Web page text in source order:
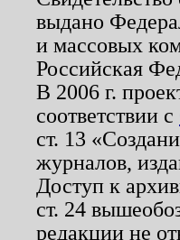
выдано
и массовых
Российская
В 2006 г.
соответствии с
ст. 13
журналов,
Доступ к
ст. 24
редакции не